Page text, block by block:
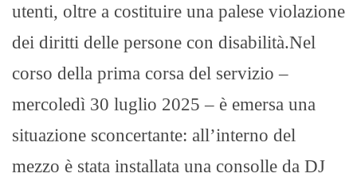
utenti, oltre a costituire una palese violazione
dei diritti delle persone con disabilità.Nel
corso della prima corsa del servizio –
mercoledì 30 luglio 2025 – è emersa una
situazione sconcertante: all’interno del
mezzo è stata installata una consolle da DJ